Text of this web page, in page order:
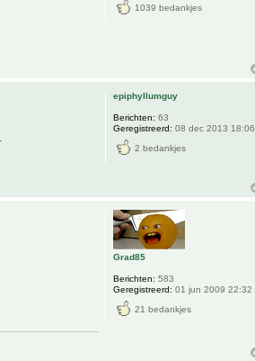
1039 bedankjes
epiphyllumguy
Berichten: 63
Geregistreerd: 08 dec 2013 18:06
2 bedankjes
Grad85
Berichten: 583
Geregistreerd: 01 jun 2009 22:32
21 bedankjes